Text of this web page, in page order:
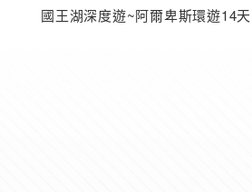
國王湖深度遊~阿爾卑斯環遊14天